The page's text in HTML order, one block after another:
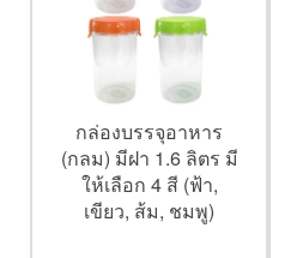
กล่องบรรจุอาหาร
(กลม) มีฝา 1.6 ลิตร มี
ให้เลือก 4 สี (ฟ้า,
เขียว, ส้ม, ชมพู)